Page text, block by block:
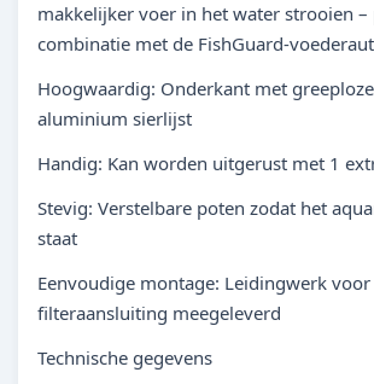
makkelijker voer in het water strooien –
combinatie met de FishGuard-
Hoogwaardig: Onderkant met
aluminium sierlijst
Handig: Kan worden uitgerust met 1
Stevig: Verstelbare poten zodat het
staat
Eenvoudige montage: Leidingwerk voor
filteraansluiting meegeleverd
Technische gegevens